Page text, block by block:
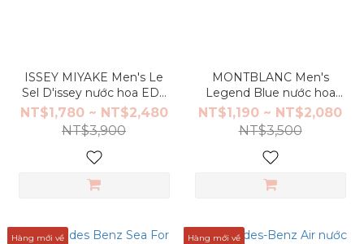
ISSEY MIYAKE Men's Le
Sel D'issey nước hoa EDT
Spray 50ml/100ml
NT$1,780 ~ NT$2,480
NT$3,900
MONTBLANC Men's
Legend Blue nước hoa
EDP Spray
30ml/50ml/100ml
NT$1,190 ~ NT$2,080
NT$3,500
Hàng mới về Hàng mới về